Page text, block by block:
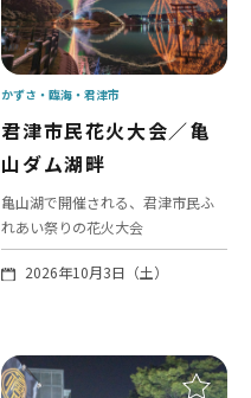
君津市民花火大会／亀
山ダム湖畔
亀山湖で開催される、君津市民ふ
れあい祭りの花火大会
2026年10月3日（土）
かずさ・臨海 君津市